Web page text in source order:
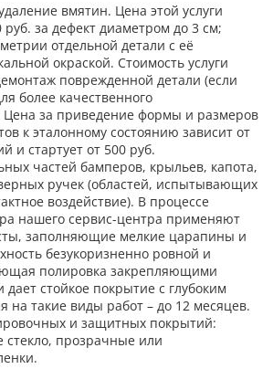
вмятин. Цена этой услуги
руб. за дефект диаметром до 3 см;
отдельной детали с её
окраской. Стоимость услуги
поврежденной детали (если
более качественного
Цена за приведение формы и размеров
к эталонному состоянию зависит от
и стартует от 500 руб.
частей бамперов, крыльев, капота,
ручек (областей, испытывающих
воздействие). В процессе
нашего сервис-центра применяют
заполняющие мелкие царапины и
безукоризненно ровной и
полировка закрепляющими
дает стойкое покрытие с глубоким
на такие виды работ – до 12 месяцев.
и защитных покрытий:
стекло, прозрачные или